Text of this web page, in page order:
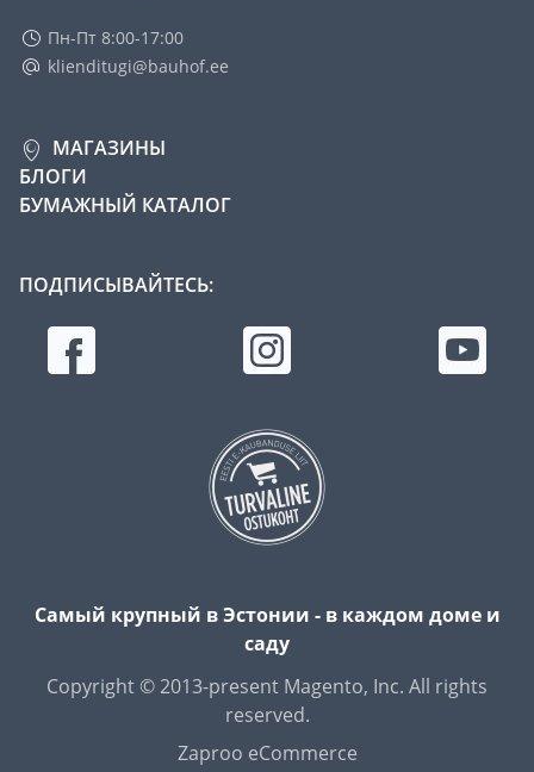
Пн-Пт 8:00-17:00
klienditugi@bauhof.ee
МАГАЗИНЫ
БЛОГИ
БУМАЖНЫЙ КАТАЛОГ
ПОДПИСЫВАЙТЕСЬ:
Самый крупный в Эстонии - в каждом доме и
саду
Copyright © 2013-present Magento, Inc. All rights
reserved.
Zaproo eCommerce